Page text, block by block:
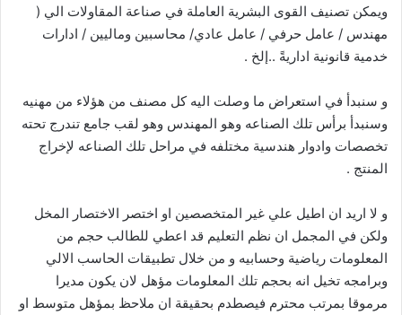
ويمكن تصنيف القوى البشرية العاملة في صناعة المقاولات الي (
مهندس / عامل حرفي / عامل عادي/ محاسبين وماليين / ادارات
خدمية قانونية اداريةً ..إلخ .
و سنبدأ في استعراض ما وصلت اليه كل مصنف من هؤلاء من مهنيه
وسنبدأ برأس تلك الصناعه وهو المهندس وهو لقب جامع تندرج تحته
تخصصات وادوار هندسية مختلفه في مراحل تلك الصناعه لإخراج
المنتج .
و لا اريد ان اطيل علي غير المتخصصين او اختصر الاختصار المخل
ولكن في المجمل ان نظم التعليم قد اعطي للطالب حجم من
المعلومات رياضية وحسابيه و من خلال تطبيقات الحاسب الالي
وبرامجه تخيل انه بحجم تلك المعلومات مؤهل لان يكون مديرا
مرموقا بمرتب محترم فيصطدم بحقيقة ان ملاحظ بمؤهل متوسط او